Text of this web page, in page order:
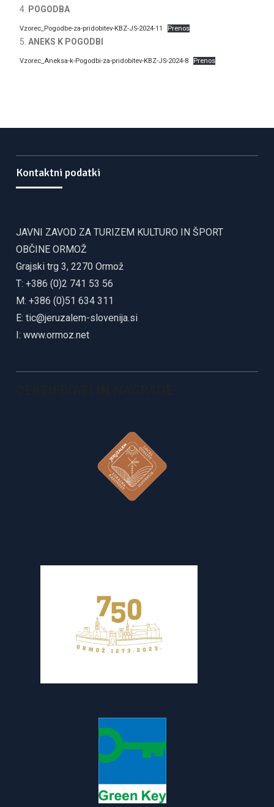
4. POGODBA
Vzorec_Pogodbe-za-pridobitev-KBZ-JS-2024-11 Prenos
5. ANEKS K POGODBI
Vzorec_Aneksa-k-Pogodbi-za-pridobitev-KBZ-JS-2024-8 Prenos
Kontaktni podatki
JAVNI ZAVOD ZA TURIZEM KULTURO IN ŠPORT
OBČINE ORMOŽ
Grajski trg 3, 2270 Ormož
T: +386 (0)2 741 53 56
M: +386 (0)51 634 311
E:tic@jeruzalem-slovenija.si
I:www.ormoz.net